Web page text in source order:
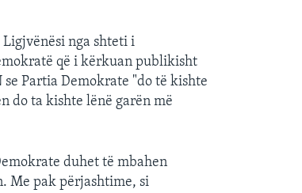
nga shteti i
që i kërkuan publikisht
Partia Demokrate "do të kishte
do ta kishte lënë garën më
duhet të mbahen
Me pak përjashtime, si